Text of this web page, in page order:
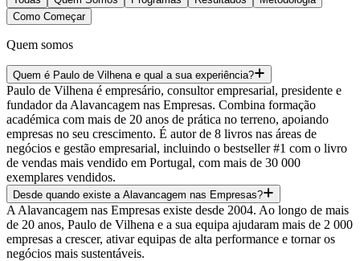
Como Começar
Quem somos
Quem é Paulo de Vilhena e qual a sua experiência?
Paulo de Vilhena é empresário, consultor empresarial, presidente e
fundador da Alavancagem nas Empresas. Combina formação
académica com mais de 20 anos de prática no terreno, apoiando
empresas no seu crescimento. É autor de 8 livros nas áreas de
negócios e gestão empresarial, incluindo o bestseller #1 com o livro
de vendas mais vendido em Portugal, com mais de 30 000
exemplares vendidos.
Desde quando existe a Alavancagem nas Empresas?
A Alavancagem nas Empresas existe desde 2004. Ao longo de mais
de 20 anos, Paulo de Vilhena e a sua equipa ajudaram mais de 2 000
empresas a crescer, ativar equipas de alta performance e tornar os
negócios mais sustentáveis.